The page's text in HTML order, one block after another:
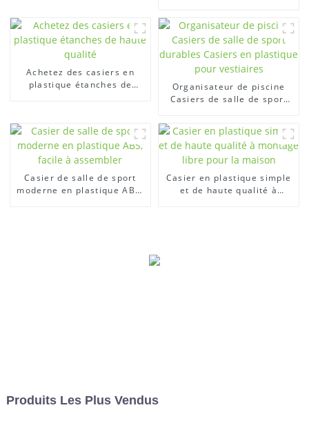
Achetez des casiers en
plastique étanches de
Organisateur de piscine
Casiers de salle de sport
Casier de salle de sport
moderne en plastique ABS,
Casier en plastique simple
et de haute qualité à
Produits Les Plus Vendus